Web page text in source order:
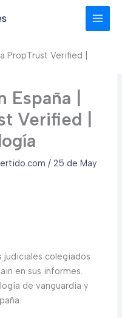
PropTrust Verified |
|
Verified |
/ 25 de May
colegiados
en sus informes.
de vanguardia y